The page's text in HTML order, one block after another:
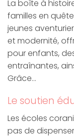
La boîte à
familles en
jeunes
et modernité,
pour enfants,
entraînantes,
Grâce…
Le soutien
Les écoles
pas de